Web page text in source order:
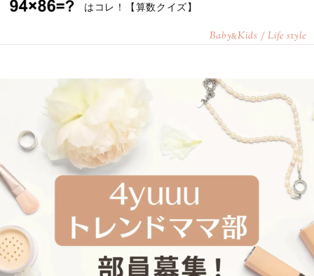
はコレ！【算数クイズ】
Baby&Kids / Life style